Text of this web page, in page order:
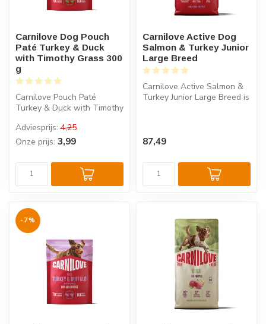
Carnilove Dog Pouch
Paté Turkey & Duck
with Timothy Grass 300
g
Carnilove Pouch Paté
Turkey & Duck with Timothy
voor v...
Adviesprijs: 4,25
Onze prijs: 3,99
Carnilove Active Dog
Salmon & Turkey Junior
Large Breed
Carnilove Active Salmon &
Turkey Junior Large Breed is
87,49
-7%